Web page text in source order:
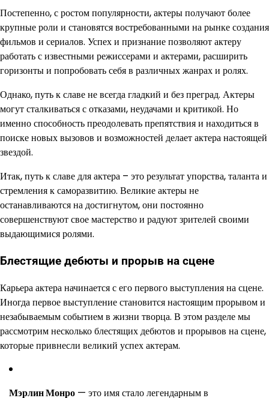
Постепенно, с ростом популярности, актеры получают более
крупные роли и становятся востребованными на рынке создания
фильмов и сериалов. Успех и признание позволяют актеру
работать с известными режиссерами и актерами, расширить
горизонты и попробовать себя в различных жанрах и ролях.
Однако, путь к славе не всегда гладкий и без преград. Актеры
могут сталкиваться с отказами, неудачами и критикой. Но
именно способность преодолевать препятствия и находиться в
поиске новых вызовов и возможностей делает актера настоящей
звездой.
Итак, путь к славе для актера – это результат упорства, таланта и
стремления к саморазвитию. Великие актеры не
останавливаются на достигнутом, они постоянно
совершенствуют свое мастерство и радуют зрителей своими
выдающимися ролями.
Блестящие дебюты и прорыв на сцене
Карьера актера начинается с его первого выступления на сцене.
Иногда первое выступление становится настоящим прорывом и
незабываемым событием в жизни творца. В этом разделе мы
рассмотрим несколько блестящих дебютов и прорывов на сцене,
которые привнесли великий успех актерам.
Мэрлин Монро — это имя стало легендарным в